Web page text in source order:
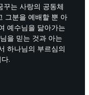
꾸는 사랑의 공동체
그분을 예배할 뿐 아
예수님을 닮아가는
을 믿는 것과 아는
하나님의 부르심의
.